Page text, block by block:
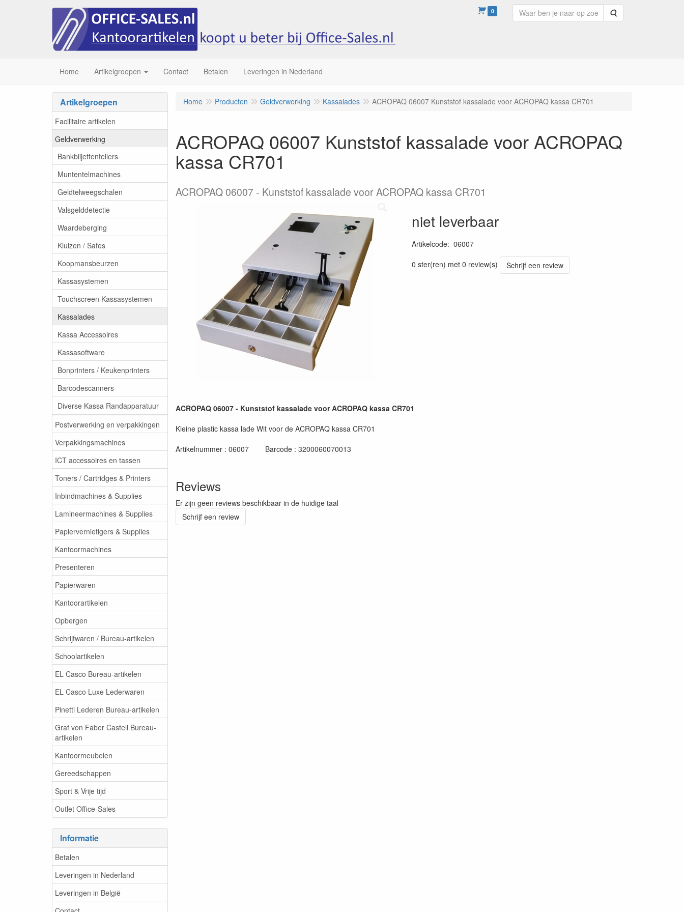
0 Zoeken
Home Artikelgroepen Contact Betalen Leveringen in Nederland
Artikelgroepen
Facilitaire artikelen
Geldverwerking
Bankbiljettentellers
Muntentelmachines
Geldtelweegschalen
Valsgelddetectie
Waardeberging
Kluizen / Safes
Koopmansbeurzen
Kassasystemen
Touchscreen Kassasystemen
Kassalades
Kassa Accessoires
Kassasoftware
Bonprinters / Keukenprinters
Barcodescanners
Diverse Kassa Randapparatuur
Postverwerking en verpakkingen
Verpakkingsmachines
ICT accessoires en tassen
Toners / Cartridges & Printers
Inbindmachines & Supplies
Lamineermachines & Supplies
Papiervernietigers & Supplies
Kantoormachines
Presenteren
Papierwaren
Kantoorartikelen
Opbergen
Schrijfwaren / Bureau-artikelen
Schoolartikelen
EL Casco Bureau-artikelen
EL Casco Luxe Lederwaren
Pinetti Lederen Bureau-artikelen
Graf von Faber Castell Bureau-
artikelen
Kantoormeubelen
Gereedschappen
Sport & Vrije tijd
Outlet Office-Sales
Informatie
Betalen
Leveringen in Nederland
Leveringen in België
Home Producten Geldverwerking Kassalades ACROPAQ 06007 Kunststof kassalade voor ACROPAQ kassa CR701
ACROPAQ 06007 Kunststof kassalade voor ACROPAQ
kassa CR701
ACROPAQ 06007 - Kunststof kassalade voor ACROPAQ kassa CR701
niet leverbaar
Artikelcode: 06007
0 ster(ren) met 0 review(s)
Schrijf een review
ACROPAQ 06007 - Kunststof kassalade voor ACROPAQ kassa CR701
Kleine plastic kassa lade Wit voor de ACROPAQ kassa CR701
Artikelnummer : 06007 Barcode : 3200060070013
Reviews
Er zijn geen reviews beschikbaar in de huidige taal
Schrijf een review